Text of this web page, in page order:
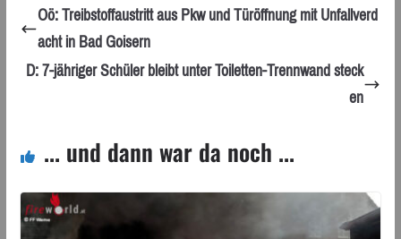
Oö: Treibstoffaustritt aus Pkw und Türöffnung mit Unfallverd
acht in Bad Goisern
D: 7-jähriger Schüler bleibt unter Toiletten-Trennwand steck
en
... und dann war da noch ...